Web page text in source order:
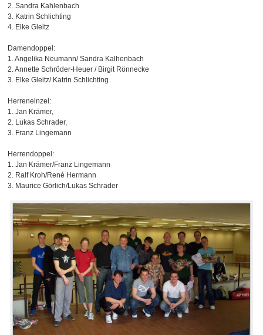
2. Sandra Kahlenbach
3. Katrin Schlichting
4. Elke Gleitz
Damendoppel:
1. Angelika Neumann/ Sandra Kalhenbach
2. Annette Schröder-Heuer / Birgit Rönnecke
3. Elke Gleitz/ Katrin Schlichting
Herreneinzel:
1. Jan Krämer,
2. Lukas Schrader,
3. Franz Lingemann
Herrendoppel:
1. Jan Krämer/Franz Lingemann
2. Ralf Kroh/René Hermann
3. Maurice Görlich/Lukas Schrader